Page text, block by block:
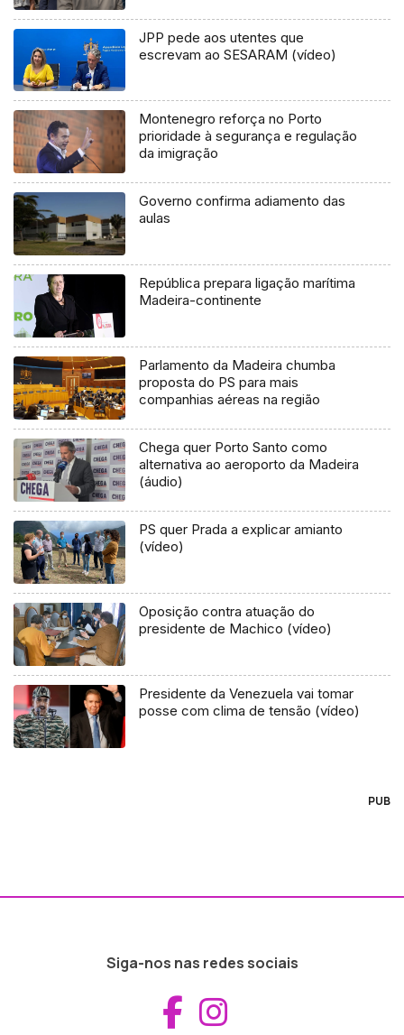
JPP pede aos utentes que
escrevam ao SESARAM (vídeo)
Montenegro reforça no Porto
prioridade à segurança e regulação
da imigração
Governo confirma adiamento das
aulas
República prepara ligação marítima
Madeira-continente
Parlamento da Madeira chumba
proposta do PS para mais
companhias aéreas na região
Chega quer Porto Santo como
alternativa ao aeroporto da Madeira
(áudio)
PS quer Prada a explicar amianto
(vídeo)
Oposição contra atuação do
presidente de Machico (vídeo)
Presidente da Venezuela vai tomar
posse com clima de tensão (vídeo)
PUB
Siga-nos nas redes sociais
Aceder ao